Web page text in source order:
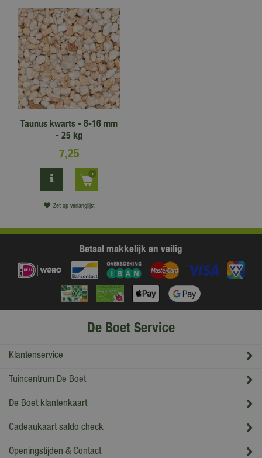
Taunus kwarts - 8-16 mm
- 25 kg
7,25
Zet op verlanglijst
Betaal makkelijk en veilig
De Boet Service
Klantenservice
Tuincentrum De Boet
De Boet klantenkaart
Cadeaukaart saldo check
Openingstijden & Contact